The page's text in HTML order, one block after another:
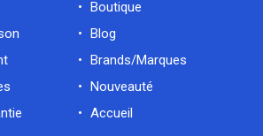
Boutique
Blog
Brands/Marques
Nouveauté
Accueil